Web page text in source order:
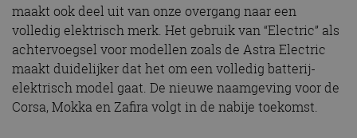
maakt ook deel uit van onze overgang naar een
volledig elektrisch merk. Het gebruik van “Electric” als
achtervoegsel voor modellen zoals de Astra Electric
maakt duidelijker dat het om een volledig batterij-
elektrisch model gaat. De nieuwe naamgeving voor de
Corsa, Mokka en Zafira volgt in de nabije toekomst.